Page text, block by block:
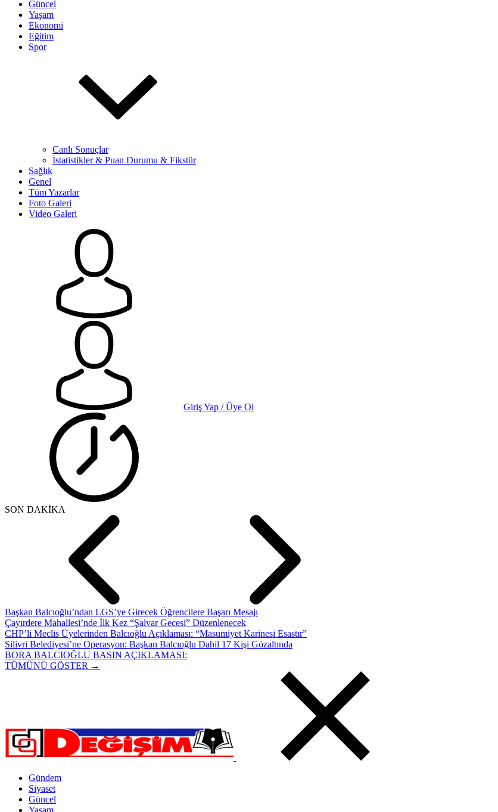
Güncel
Yaşam
Ekonomi
Eğitim
Spor
Canlı Sonuçlar
İstatistikler & Puan Durumu & Fikstür
Sağlık
Genel
Tüm Yazarlar
Foto Galeri
Video Galeri
Giriş Yap / Üye Ol
SON DAKİKA
Başkan Balcıoğlu’ndan LGS’ye Girecek Öğrencilere Başarı Mesajı
Çayırdere Mahallesi’nde İlk Kez “Şalvar Gecesi” Düzenlenecek
CHP’li Meclis Üyelerinden Balcıoğlu Açıklaması: “Masumiyet Karinesi Esastır”
Silivri Belediyesi’ne Operasyon: Başkan Balcıoğlu Dahil 17 Kişi Gözaltında
BORA BALCIOĞLU BASIN AÇIKLAMASI:
TÜMÜNÜ GÖSTER →
Gündem
Siyaset
Güncel
Yaşam